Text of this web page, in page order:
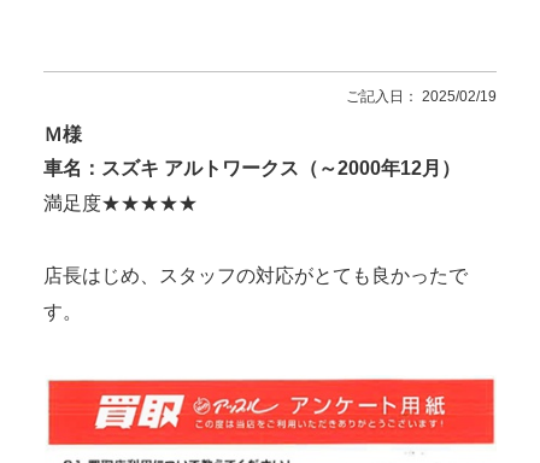
ご記入日： 2025/02/19
Ｍ様
車名：スズキ アルトワークス（～2000年12月）
満足度★★★★★
店長はじめ、スタッフの対応がとても良かったで
す。